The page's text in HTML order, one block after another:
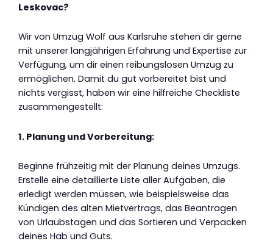
Leskovac?
Wir von Umzug Wolf aus Karlsruhe stehen dir gerne
mit unserer langjährigen Erfahrung und Expertise zur
Verfügung, um dir einen reibungslosen Umzug zu
ermöglichen. Damit du gut vorbereitet bist und
nichts vergisst, haben wir eine hilfreiche Checkliste
zusammengestellt:
1. Planung und Vorbereitung:
Beginne frühzeitig mit der Planung deines Umzugs.
Erstelle eine detaillierte Liste aller Aufgaben, die
erledigt werden müssen, wie beispielsweise das
Kündigen des alten Mietvertrags, das Beantragen
von Urlaubstagen und das Sortieren und Verpacken
deines Hab und Guts.